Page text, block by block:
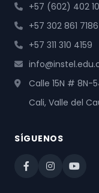
+57 (602) 402
+57 302 861 7186
+57 311 310 4159
Calle 15N # 8N-
Cali, Valle del
SÍGUENOS